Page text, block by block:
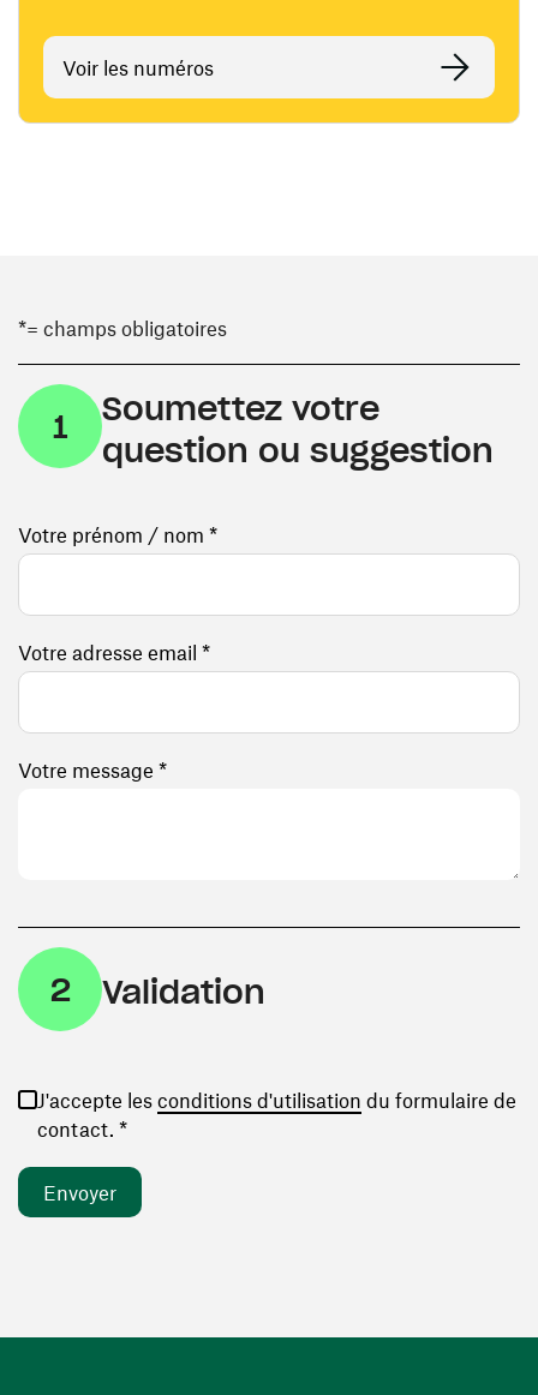
Voir les numéros
*= champs obligatoires
1
Soumettez votre
question ou suggestion
Votre prénom / nom *
Votre adresse email *
Votre message *
2 Validation
J'accepte les conditions d'utilisation (ouvre une
du formulaire de
contact. *